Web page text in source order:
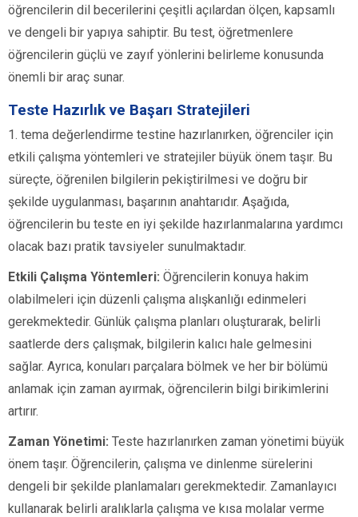
öğrencilerin dil becerilerini çeşitli açılardan ölçen, kapsamlı
ve dengeli bir yapıya sahiptir. Bu test, öğretmenlere
öğrencilerin güçlü ve zayıf yönlerini belirleme konusunda
önemli bir araç sunar.
Teste Hazırlık ve Başarı Stratejileri
1. tema değerlendirme testine hazırlanırken, öğrenciler için
etkili çalışma yöntemleri ve stratejiler büyük önem taşır. Bu
süreçte, öğrenilen bilgilerin pekiştirilmesi ve doğru bir
şekilde uygulanması, başarının anahtarıdır. Aşağıda,
öğrencilerin bu teste en iyi şekilde hazırlanmalarına yardımcı
olacak bazı pratik tavsiyeler sunulmaktadır.
Etkili Çalışma Yöntemleri: Öğrencilerin konuya hakim
olabilmeleri için düzenli çalışma alışkanlığı edinmeleri
gerekmektedir. Günlük çalışma planları oluşturarak, belirli
saatlerde ders çalışmak, bilgilerin kalıcı hale gelmesini
sağlar. Ayrıca, konuları parçalara bölmek ve her bir bölümü
anlamak için zaman ayırmak, öğrencilerin bilgi birikimlerini
artırır.
Zaman Yönetimi: Teste hazırlanırken zaman yönetimi büyük
önem taşır. Öğrencilerin, çalışma ve dinlenme sürelerini
dengeli bir şekilde planlamaları gerekmektedir. Zamanlayıcı
kullanarak belirli aralıklarla çalışma ve kısa molalar verme